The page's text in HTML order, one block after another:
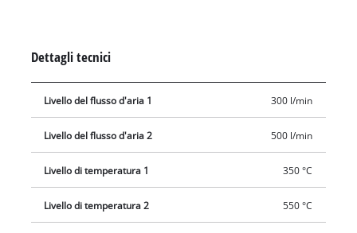
Dettagli tecnici
Livello del flusso d'aria 1 300 l/min
Livello del flusso d'aria 2 500 l/min
Livello di temperatura 1 350 °C
Livello di temperatura 2 550 °C